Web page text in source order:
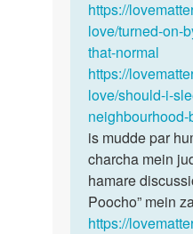
https://
love/turned-on-
that-normal
https://
love/should-i-
is mudde par
charcha mein
hamare
Poocho” mein
https://